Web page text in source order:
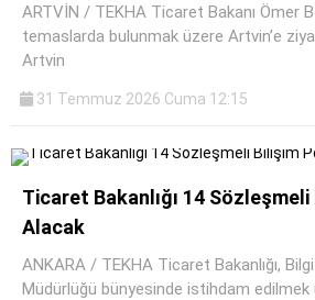
ARTVİN / TEKHA Ticaret Bakanı Ömer
temaslarda bulunmak üzere Artvin’e
Artvin
31 Temmuz 2026 Cuma 12:15
Ticaret Bakanlığı 14
Alacak
ANKARA / TEKHA Ticaret Bakanlığı,
Müdürlüğü bünyesinde istihdam